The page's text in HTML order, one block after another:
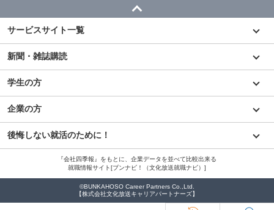
サービスサイト一覧
新聞・雑誌購読
学生の方
企業の方
後悔しない就活のために！
『会社四季報』をもとに、企業データを並べて比較出来る
就職情報サイト[ブンナビ！（文化放送就職ナビ）]
©BUNKAHOSO Career Partners Co.,Ltd.
【株式会社文化放送キャリアパートナーズ】